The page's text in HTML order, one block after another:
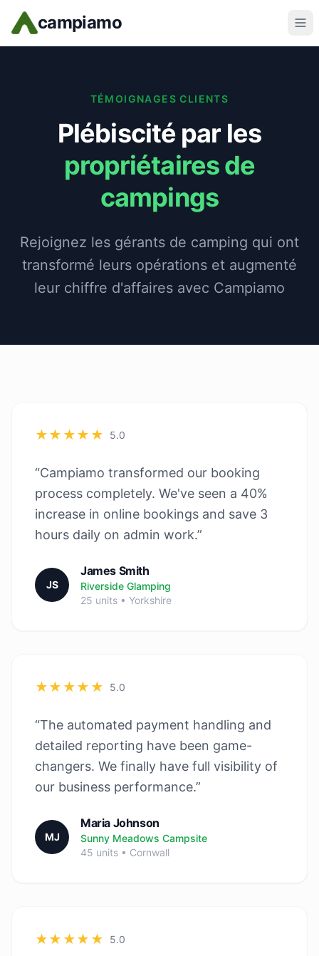
Skip to main content
campiamo
TÉMOIGNAGES CLIENTS
Plébiscité par les
propriétaires de
campings
Rejoignez les gérants de camping qui ont
transformé leurs opérations et augmenté
leur chiffre d'affaires avec Campiamo
★★★★★ 5.0
“Campiamo transformed our booking
process completely. We've seen a 40%
increase in online bookings and save 3
hours daily on admin work.”
JS
James Smith
Riverside Glamping
25 units • Yorkshire
★★★★★ 5.0
“The automated payment handling and
detailed reporting have been game-
changers. We finally have full visibility of
our business performance.”
MJ
Maria Johnson
Sunny Meadows Campsite
45 units • Cornwall
★★★★★ 5.0